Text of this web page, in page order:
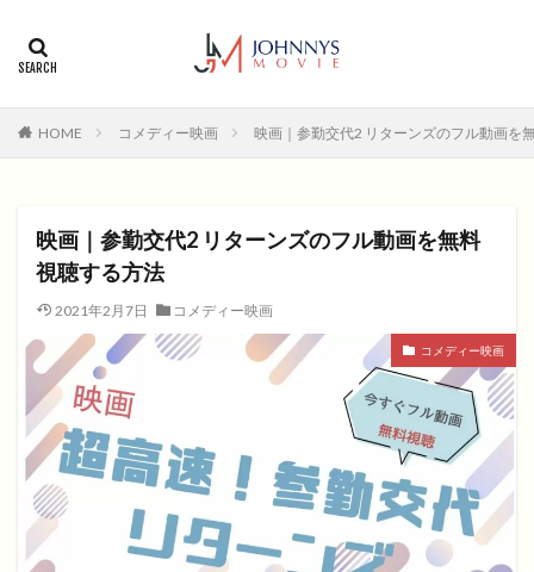
HOME コメディー映画 映画｜参勤交代2 リターンズのフル動画を
映画｜参勤交代2 リターンズのフル動画を無料
視聴する方法
2021年2月7日 コメディー映画
コメディー映画
2018年
2019年
アニメ
ヒューマンドラマ映画
ファンタジー映画
ホラー
動画無料視聴
無料視聴
無料視聴動画
検索